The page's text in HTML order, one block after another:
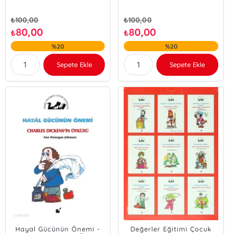
₺100,00
₺80,00
%20
Sepete Ekle
₺100,00
₺80,00
%20
Sepete Ekle
Hayal Gücünün Önemi -
Değerler Eğitimi Çocuk